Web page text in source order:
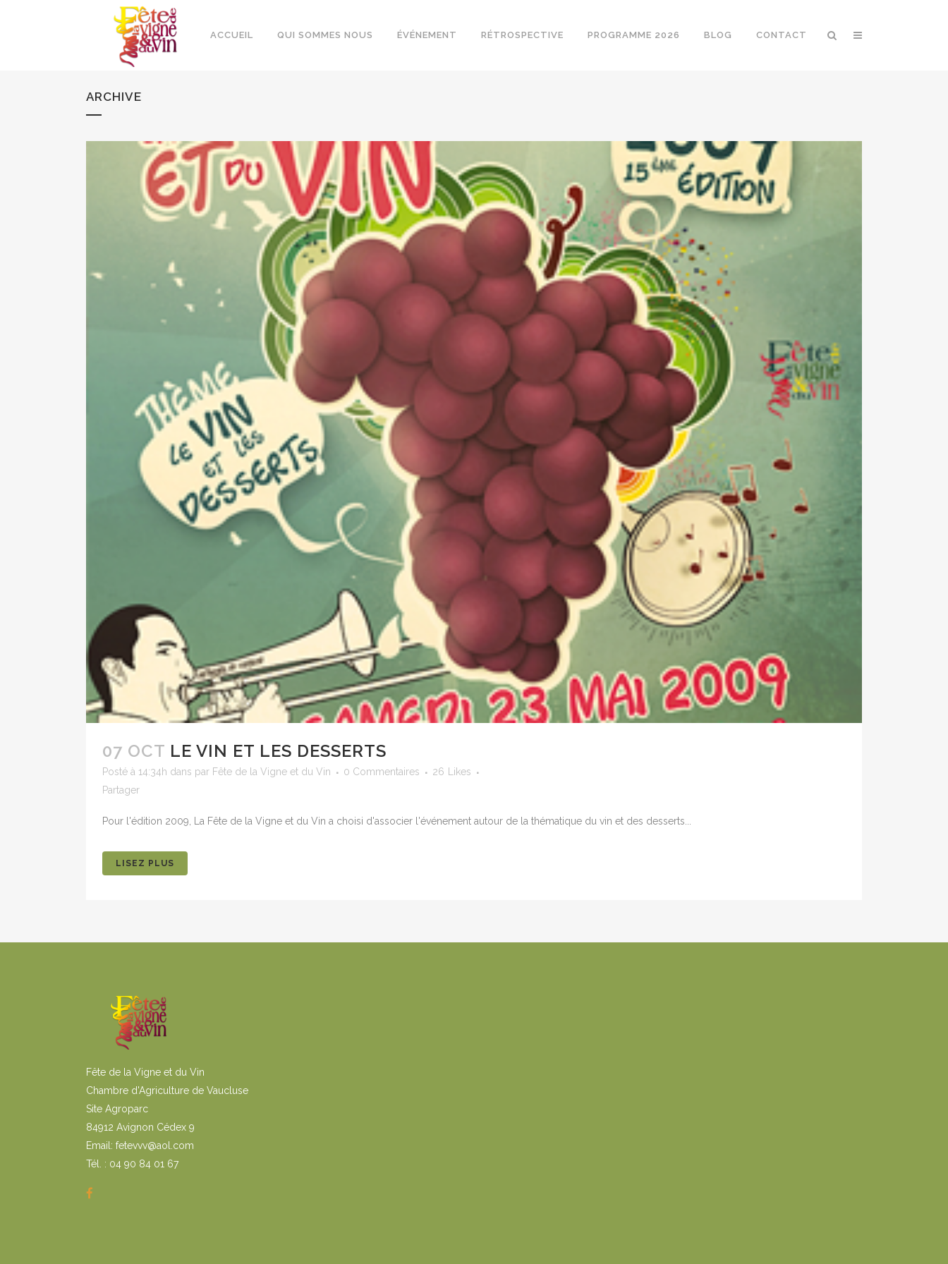
ACCUEIL QUI SOMMES NOUS ÉVÉNEMENT RÉTROSPECTIVE PROGRAMME 2026 BLOG CONTACT
ARCHIVE
07 OCT LE VIN ET LES DESSERTS
Posté à 14:34h dans par Fête de la Vigne et du Vin 0 Commentaires 26
Likes
Partager
Pour l'édition 2009, La Fête de la Vigne et du Vin a choisi d'associer l'événement autour de la thématique du vin et des desserts...
LISEZ PLUS
Fête de la Vigne et du Vin
Chambre d'Agriculture de Vaucluse
Site Agroparc
84912 Avignon Cédex 9
Email: fetevvv@aol.com
Tél. : 04 90 84 01 67